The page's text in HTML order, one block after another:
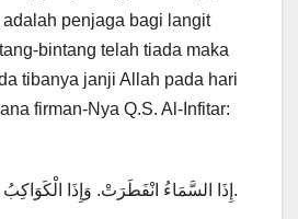
penjaga bagi langit
bintang telah tiada maka
tibanya janji Allah pada hari
firman-Nya Q.S. Al-Infitar:
إِذَا السَّمَاءُ انْفَطَرَتْ. وَإِذَا الْكَوَاكِبُ انْتَثَرَتْ.